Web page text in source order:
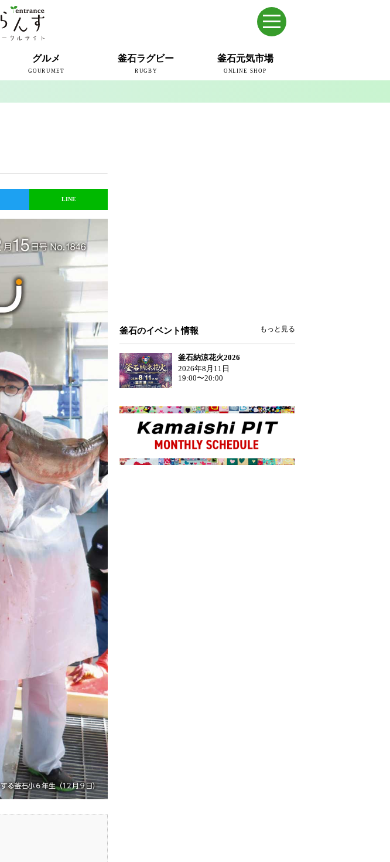
グルメ
GOURUMET
釜石ラグビー
RUGBY
釜石元気市場
ONLINE SHOP
LINE
釜石のイベント情報 もっと見る
釜石納涼花火2026
2026年8月11日
19:00〜20:00